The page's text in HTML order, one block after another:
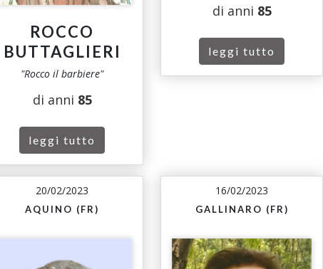
ROCCO
BUTTAGLIERI
"Rocco il barbiere"
di anni 85
leggi tutto
di anni 85
leggi tutto
20/02/2023
AQUINO (FR)
16/02/2023
GALLINARO (FR)